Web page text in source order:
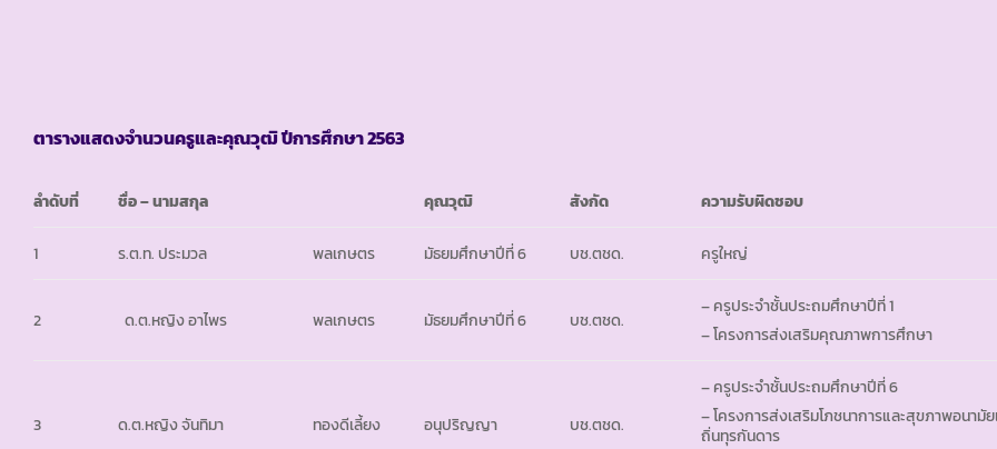
ตารางแสดงจำนวนครูและคุณวุฒิ ปีการศึกษา2563
ลำดับที่ ชื่อ – นามสกุล คุณวุฒิ สังกัด ความรับผิดชอบ
1 ร.ต.ท. ประมวล พลเกษตร มัธยมศึกษาปีที่ 6 บช.ตชด. ครูใหญ่
2 ด.ต.หญิง อาไพร พลเกษตร มัธยมศึกษาปีที่ 6 บช.ตชด.
– ครูประจำชั้นประถมศึกษาปีที่ 1
– โครงการส่งเสริมคุณภาพการศึกษา
3 ด.ต.หญิง จันทิมา ทองดีเลี้ยง อนุปริญญา บช.ตชด.
– ครูประจำชั้นประถมศึกษาปีที่ 6
– โครงการส่งเสริมโภชนาการและสุขภาพอนามั
ถิ่นทุรกันดาร